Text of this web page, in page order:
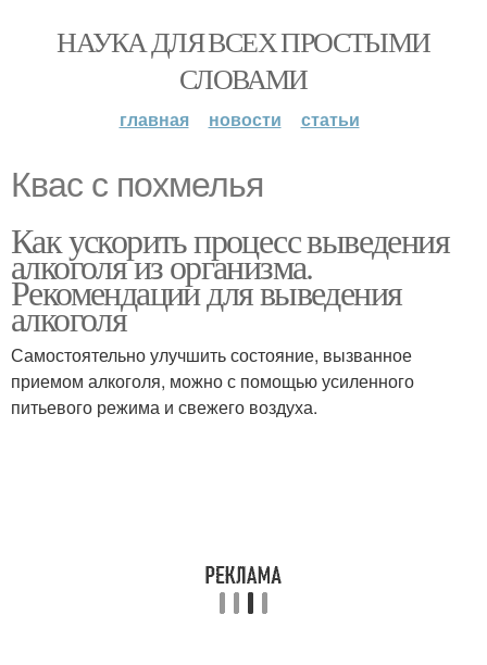
НАУКА ДЛЯ ВСЕХ ПРОСТЫМИ
СЛОВАМИ
главная новости статьи
Квас с похмелья
Как ускорить процесс выведения
алкоголя из организма.
Рекомендации для выведения
алкоголя
Самостоятельно улучшить состояние, вызванное
приемом алкоголя, можно с помощью усиленного
питьевого режима и свежего воздуха.